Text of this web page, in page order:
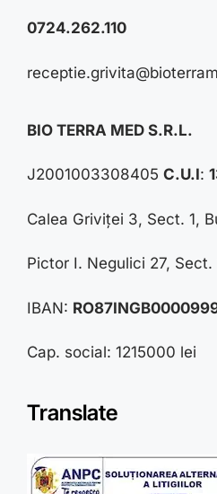
0724.262.110
BIO TERRA MED S.R.L.
J2001003308405 C.U.I:
Calea Griviței 3, Sect. 1,
Pictor I. Negulici 27, Sect.
IBAN:
Cap. social: 1215000 lei
Translate